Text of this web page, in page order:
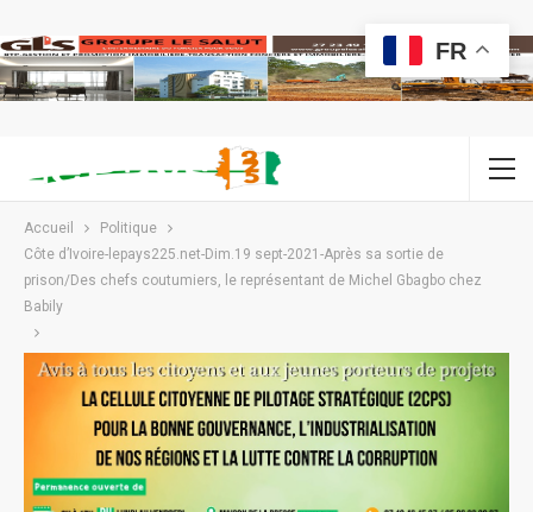
Accueil
Politique
Côte d’Ivoire-lepays225.net-Dim.19 sept-2021-Après sa sortie de
prison/Des chefs coutumiers, le représentant de Michel Gbagbo chez
Babily
FR